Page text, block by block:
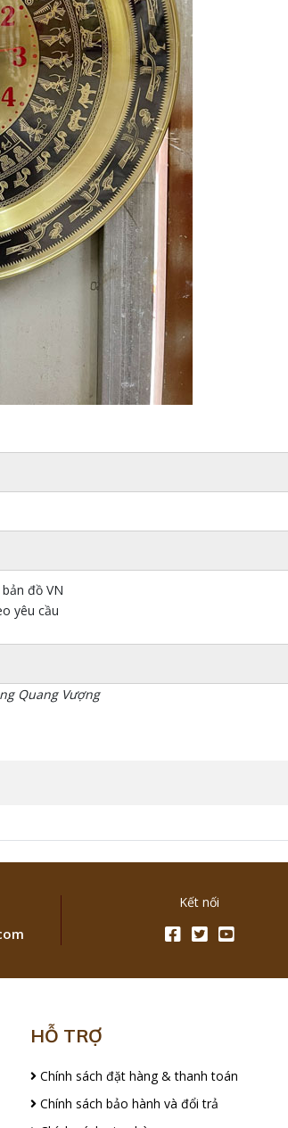
đồ VN
yêu cầu
Quang Vượng
Kết nối
HỖ TRỢ
Chính sách đặt hàng & thanh toán
Chính sách bảo hành và đổi trả